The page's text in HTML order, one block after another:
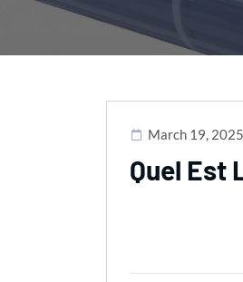
March 19, 2025
Quel Est